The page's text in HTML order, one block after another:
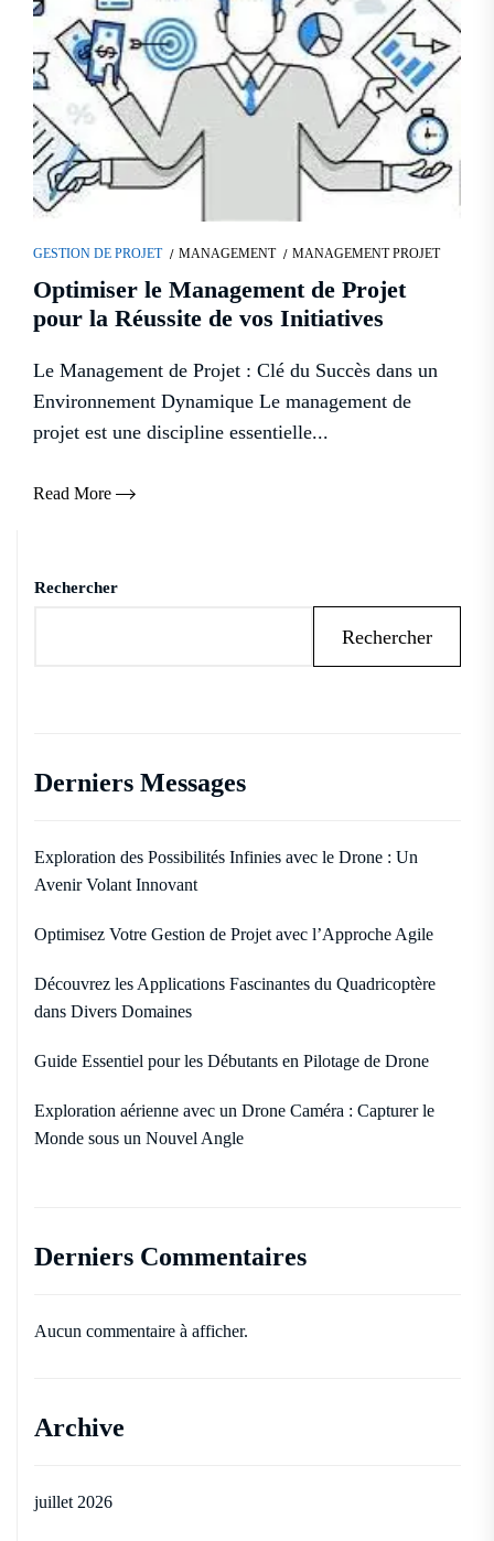
GESTION DE PROJET MANAGEMENT MANAGEMENT PROJET
Optimiser le Management de Projet
pour la Réussite de vos Initiatives
Le Management de Projet : Clé du Succès dans un
Environnement Dynamique Le management de
projet est une discipline essentielle...
Read More
Rechercher
Rechercher
Derniers Messages
Exploration des Possibilités Infinies avec le Drone : Un
Avenir Volant Innovant
Optimisez Votre Gestion de Projet avec l’Approche Agile
Découvrez les Applications Fascinantes du Quadricoptère
dans Divers Domaines
Guide Essentiel pour les Débutants en Pilotage de Drone
Exploration aérienne avec un Drone Caméra : Capturer le
Monde sous un Nouvel Angle
Derniers Commentaires
Aucun commentaire à afficher.
Archive
juillet 2026